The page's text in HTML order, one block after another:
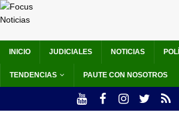
INICIO JUDICIALES NOTICIAS
TENDENCIAS PAUTE CON NOSOTROS